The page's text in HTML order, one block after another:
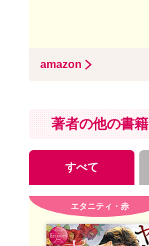
amazon
著者の他の書籍
すべて
エタニティ・赤